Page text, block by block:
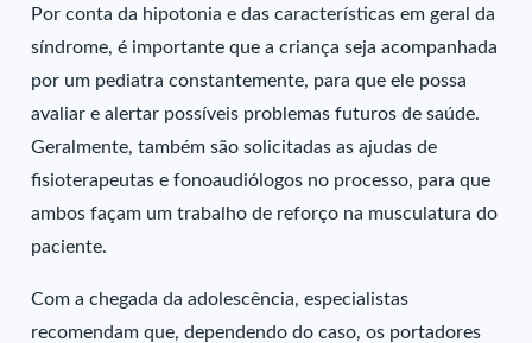
Por conta da hipotonia e das características em geral da
síndrome, é importante que a criança seja acompanhada
por um pediatra constantemente, para que ele possa
avaliar e alertar possíveis problemas futuros de saúde.
Geralmente, também são solicitadas as ajudas de
fisioterapeutas e fonoaudiólogos no processo, para que
ambos façam um trabalho de reforço na musculatura do
paciente.
Com a chegada da adolescência, especialistas
recomendam que, dependendo do caso, os portadores